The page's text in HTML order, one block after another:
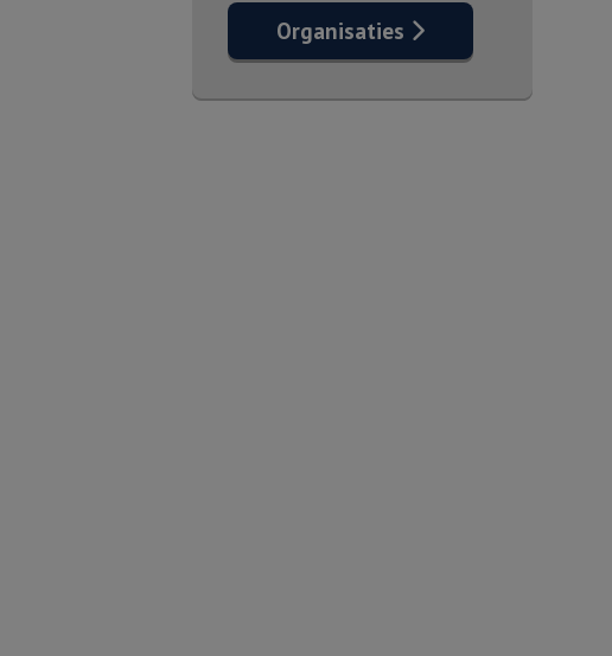
Organisaties